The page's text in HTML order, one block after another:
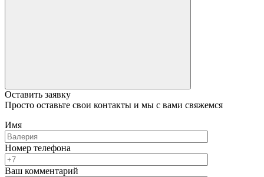
Оставить заявку
Просто оставьте свои контакты и мы с вами свяжемся
Имя
Номер телефона
Ваш комментарий